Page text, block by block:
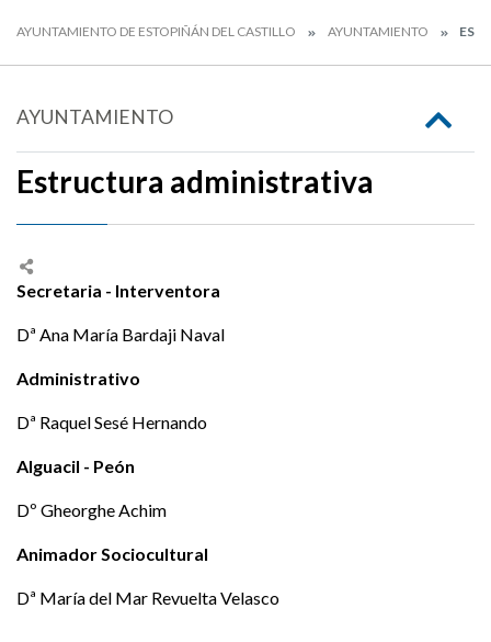
AYUNTAMIENTO DE ESTOPIÑÁN DEL CASTILLO AYUNTAMIENTO
AYUNTAMIENTO
Estructura administrativa
Secretaria - Interventora
Dª Ana María Bardaji Naval
Administrativo
Dª Raquel Sesé Hernando
Alguacil - Peón
Dº Gheorghe Achim
Animador Sociocultural
Dª María del Mar Revuelta Velasco